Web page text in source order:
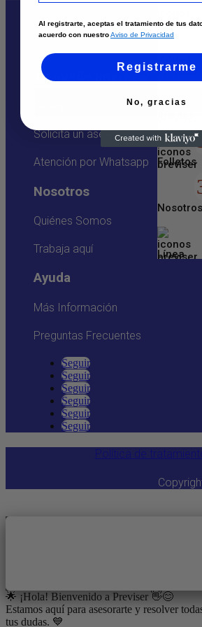
Inicio
Folletos
Nosotros
Línea
Te puede interesar
Solicita un asesor
Atención por Whatsapp
Nosotros
Quiénes Somos
Trabaja aquí
Ayuda
Más Información
Preguntas Frecuentes
Seguir
Seguir
Seguir
Seguir
Seguir
Seguir
Política de
🌟 ¡Hola! Bienvenido a Previser 👋😊
Estamos aquí para asesorarte y resolver
tus dudas. 💙
Al registrarte, aceptas el tratamiento de tus
acuerdo con nuestroAviso de Privacidad
Registrarme
No, gracias